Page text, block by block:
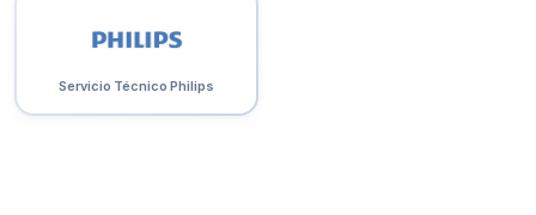
Servicio Técnico Philips